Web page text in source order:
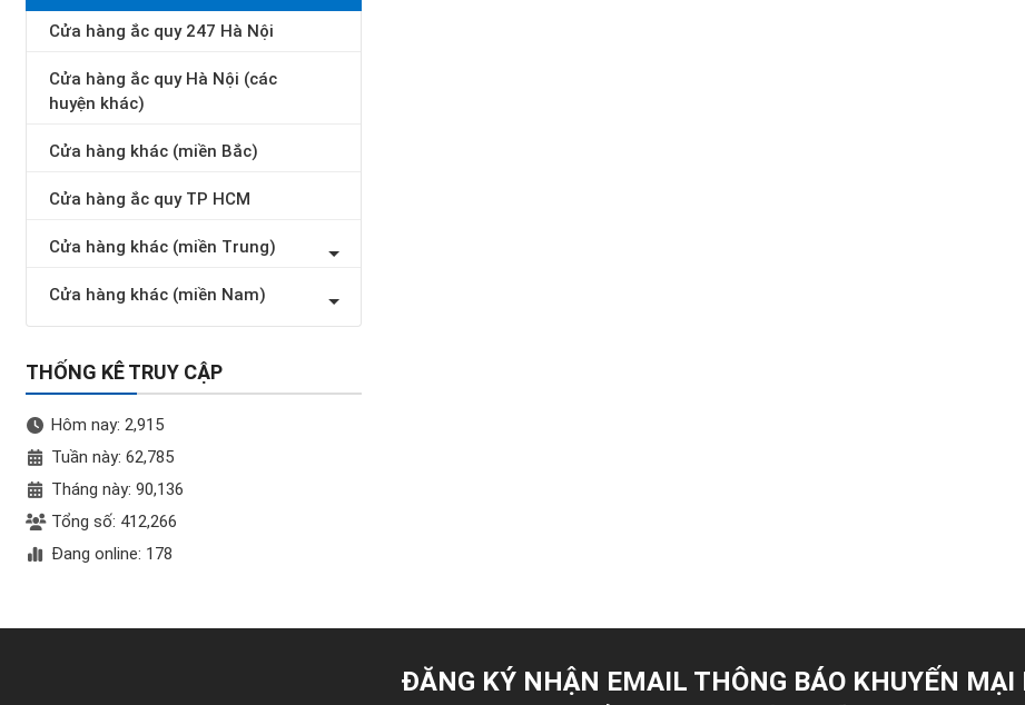
Cửa hàng ắc quy 247 Hà Nội
Cửa hàng ắc quy Hà Nội (các
huyện khác)
Cửa hàng khác (miền Bắc)
Cửa hàng ắc quy TP HCM
Cửa hàng khác (miền Trung)
Cửa hàng khác (miền Nam)
THỐNG KÊ TRUY CẬP
Hôm nay: 2,915
Tuần này: 62,785
Tháng này: 90,136
Tổng số: 412,266
Đang online: 178
ĐĂNG KÝ NHẬN EMAIL THÔNG BÁO KHUYẾN MẠI